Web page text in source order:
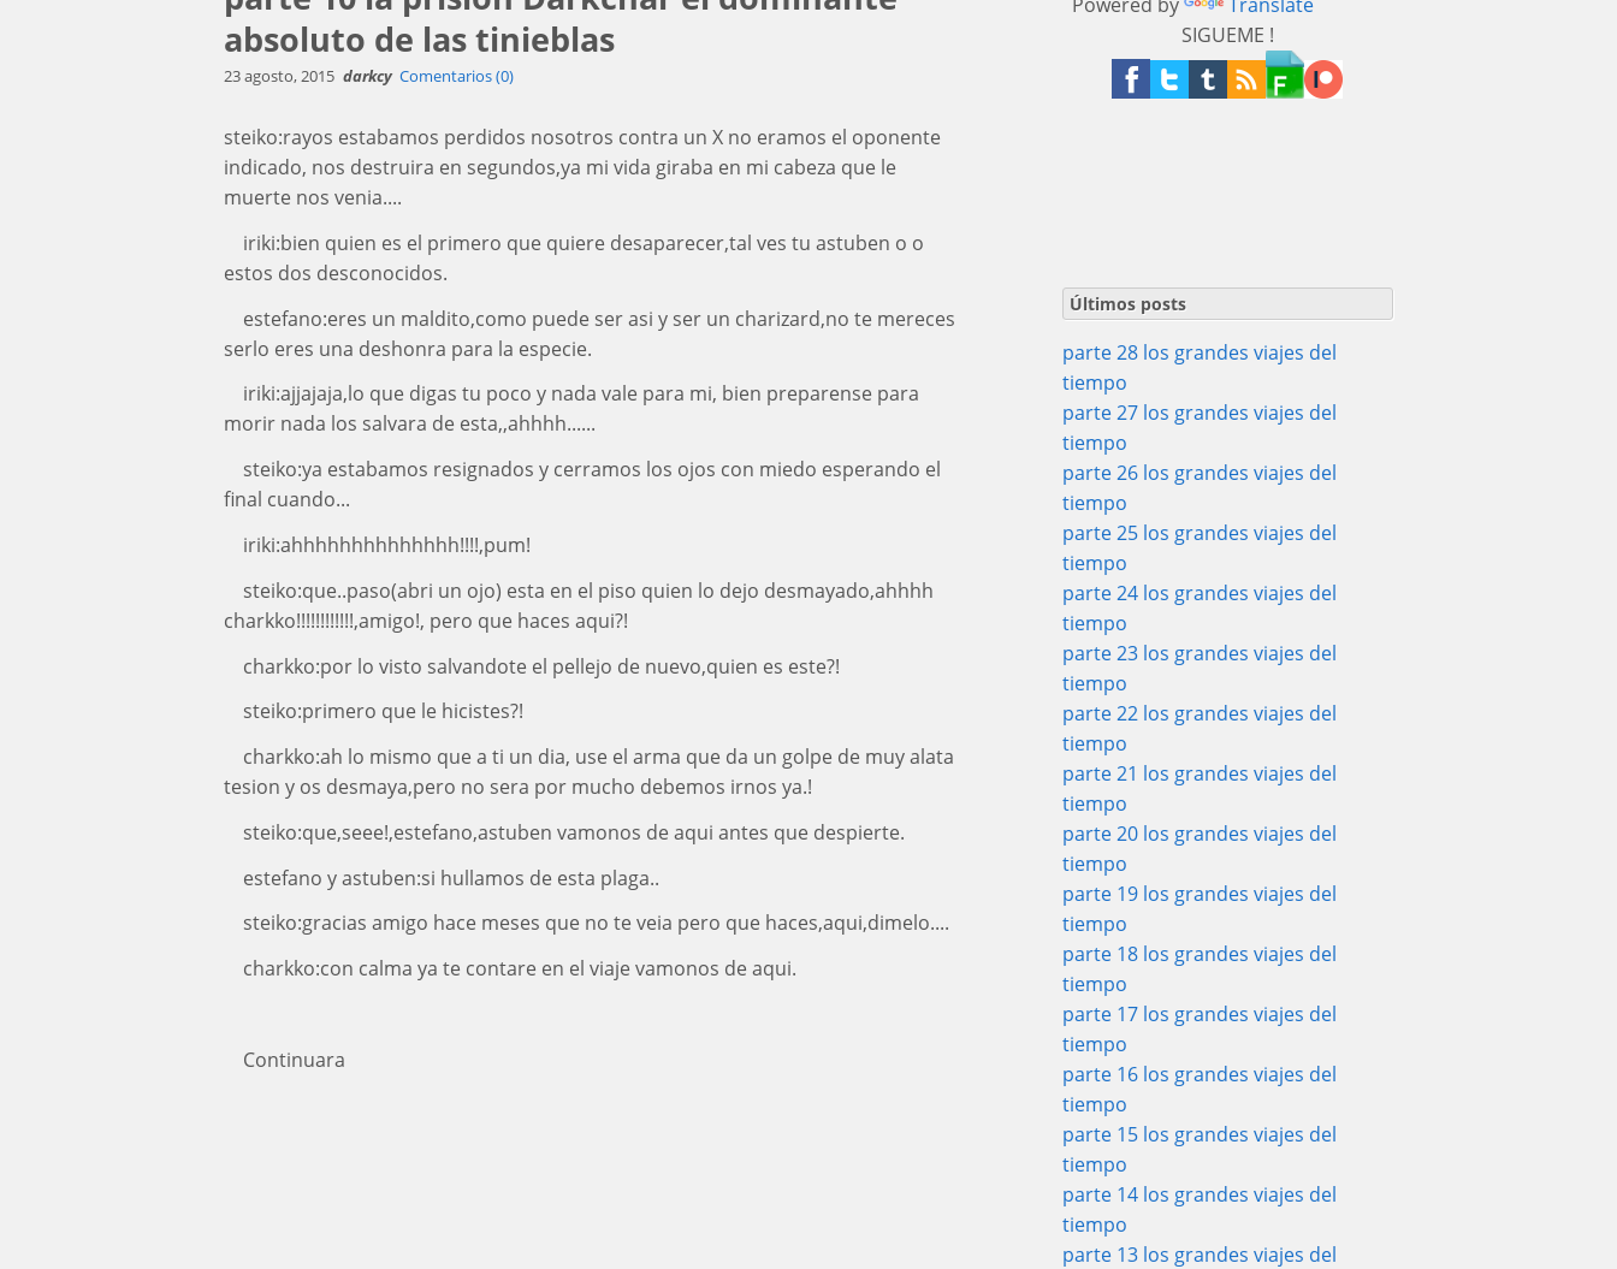
absoluto de las tinieblas
23 agosto, 2015 darkcy Comentarios (0)
steiko:rayos estabamos perdidos nosotros contra un X no eramos el oponente
indicado, nos destruira en segundos,ya mi vida giraba en mi cabeza que le
muerte nos venia....
iriki:bien quien es el primero que quiere desaparecer,tal ves tu astuben o o
estos dos desconocidos.
estefano:eres un maldito,como puede ser asi y ser un charizard,no te mereces
serlo eres una deshonra para la especie.
iriki:ajjajaja,lo que digas tu poco y nada vale para mi, bien preparense para
morir nada los salvara de esta,,ahhhh......
steiko:ya estabamos resignados y cerramos los ojos con miedo esperando el
final cuando...
iriki:ahhhhhhhhhhhhhh!!!!,pum!
steiko:que..paso(abri un ojo) esta en el piso quien lo dejo desmayado,ahhhh
charkko!!!!!!!!!!!!,amigo!, pero que haces aqui?!
charkko:por lo visto salvandote el pellejo de nuevo,quien es este?!
steiko:primero que le hicistes?!
charkko:ah lo mismo que a ti un dia, use el arma que da un golpe de muy alata
tesion y os desmaya,pero no sera por mucho debemos irnos ya.!
steiko:que,seee!,estefano,astuben vamonos de aqui antes que despierte.
estefano y astuben:si hullamos de esta plaga..
steiko:gracias amigo hace meses que no te veia pero que haces,aqui,dimelo....
charkko:con calma ya te contare en el viaje vamonos de aqui.
Continuara
SIGUEME !
Últimos posts
parte 28 los grandes viajes del
tiempo
parte 27 los grandes viajes del
tiempo
parte 26 los grandes viajes del
tiempo
parte 25 los grandes viajes del
tiempo
parte 24 los grandes viajes del
tiempo
parte 23 los grandes viajes del
tiempo
parte 22 los grandes viajes del
tiempo
parte 21 los grandes viajes del
tiempo
parte 20 los grandes viajes del
tiempo
parte 19 los grandes viajes del
tiempo
parte 18 los grandes viajes del
tiempo
parte 17 los grandes viajes del
tiempo
parte 16 los grandes viajes del
tiempo
parte 15 los grandes viajes del
tiempo
parte 14 los grandes viajes del
tiempo
parte 13 los grandes viajes del